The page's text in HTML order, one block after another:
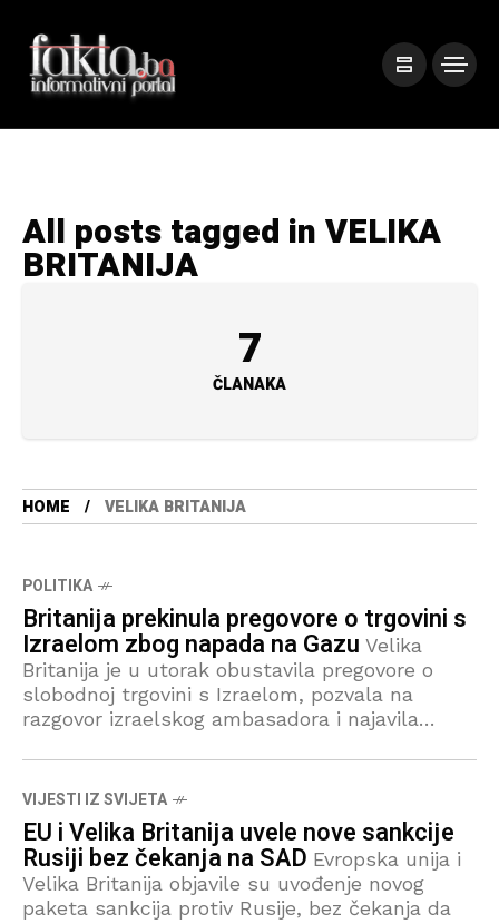
All posts tagged in VELIKA
BRITANIJA
7
ČLANAKA
HOME VELIKA BRITANIJA
POLITIKA
Britanija prekinula pregovore o trgovini s
Izraelom zbog napada na Gazu Velika
Britanija je u utorak obustavila pregovore o
slobodnoj trgovini s Izraelom, pozvala na
razgovor izraelskog ambasadora i najavila
obalu, dok je ministar vanjskih
VIJESTI IZ SVIJETA
EU i Velika Britanija uvele nove sankcije
Rusiji bez čekanja na SAD Evropska unija i
Velika Britanija objavile su uvođenje novog
paketa sankcija protiv Rusije, bez čekanja da